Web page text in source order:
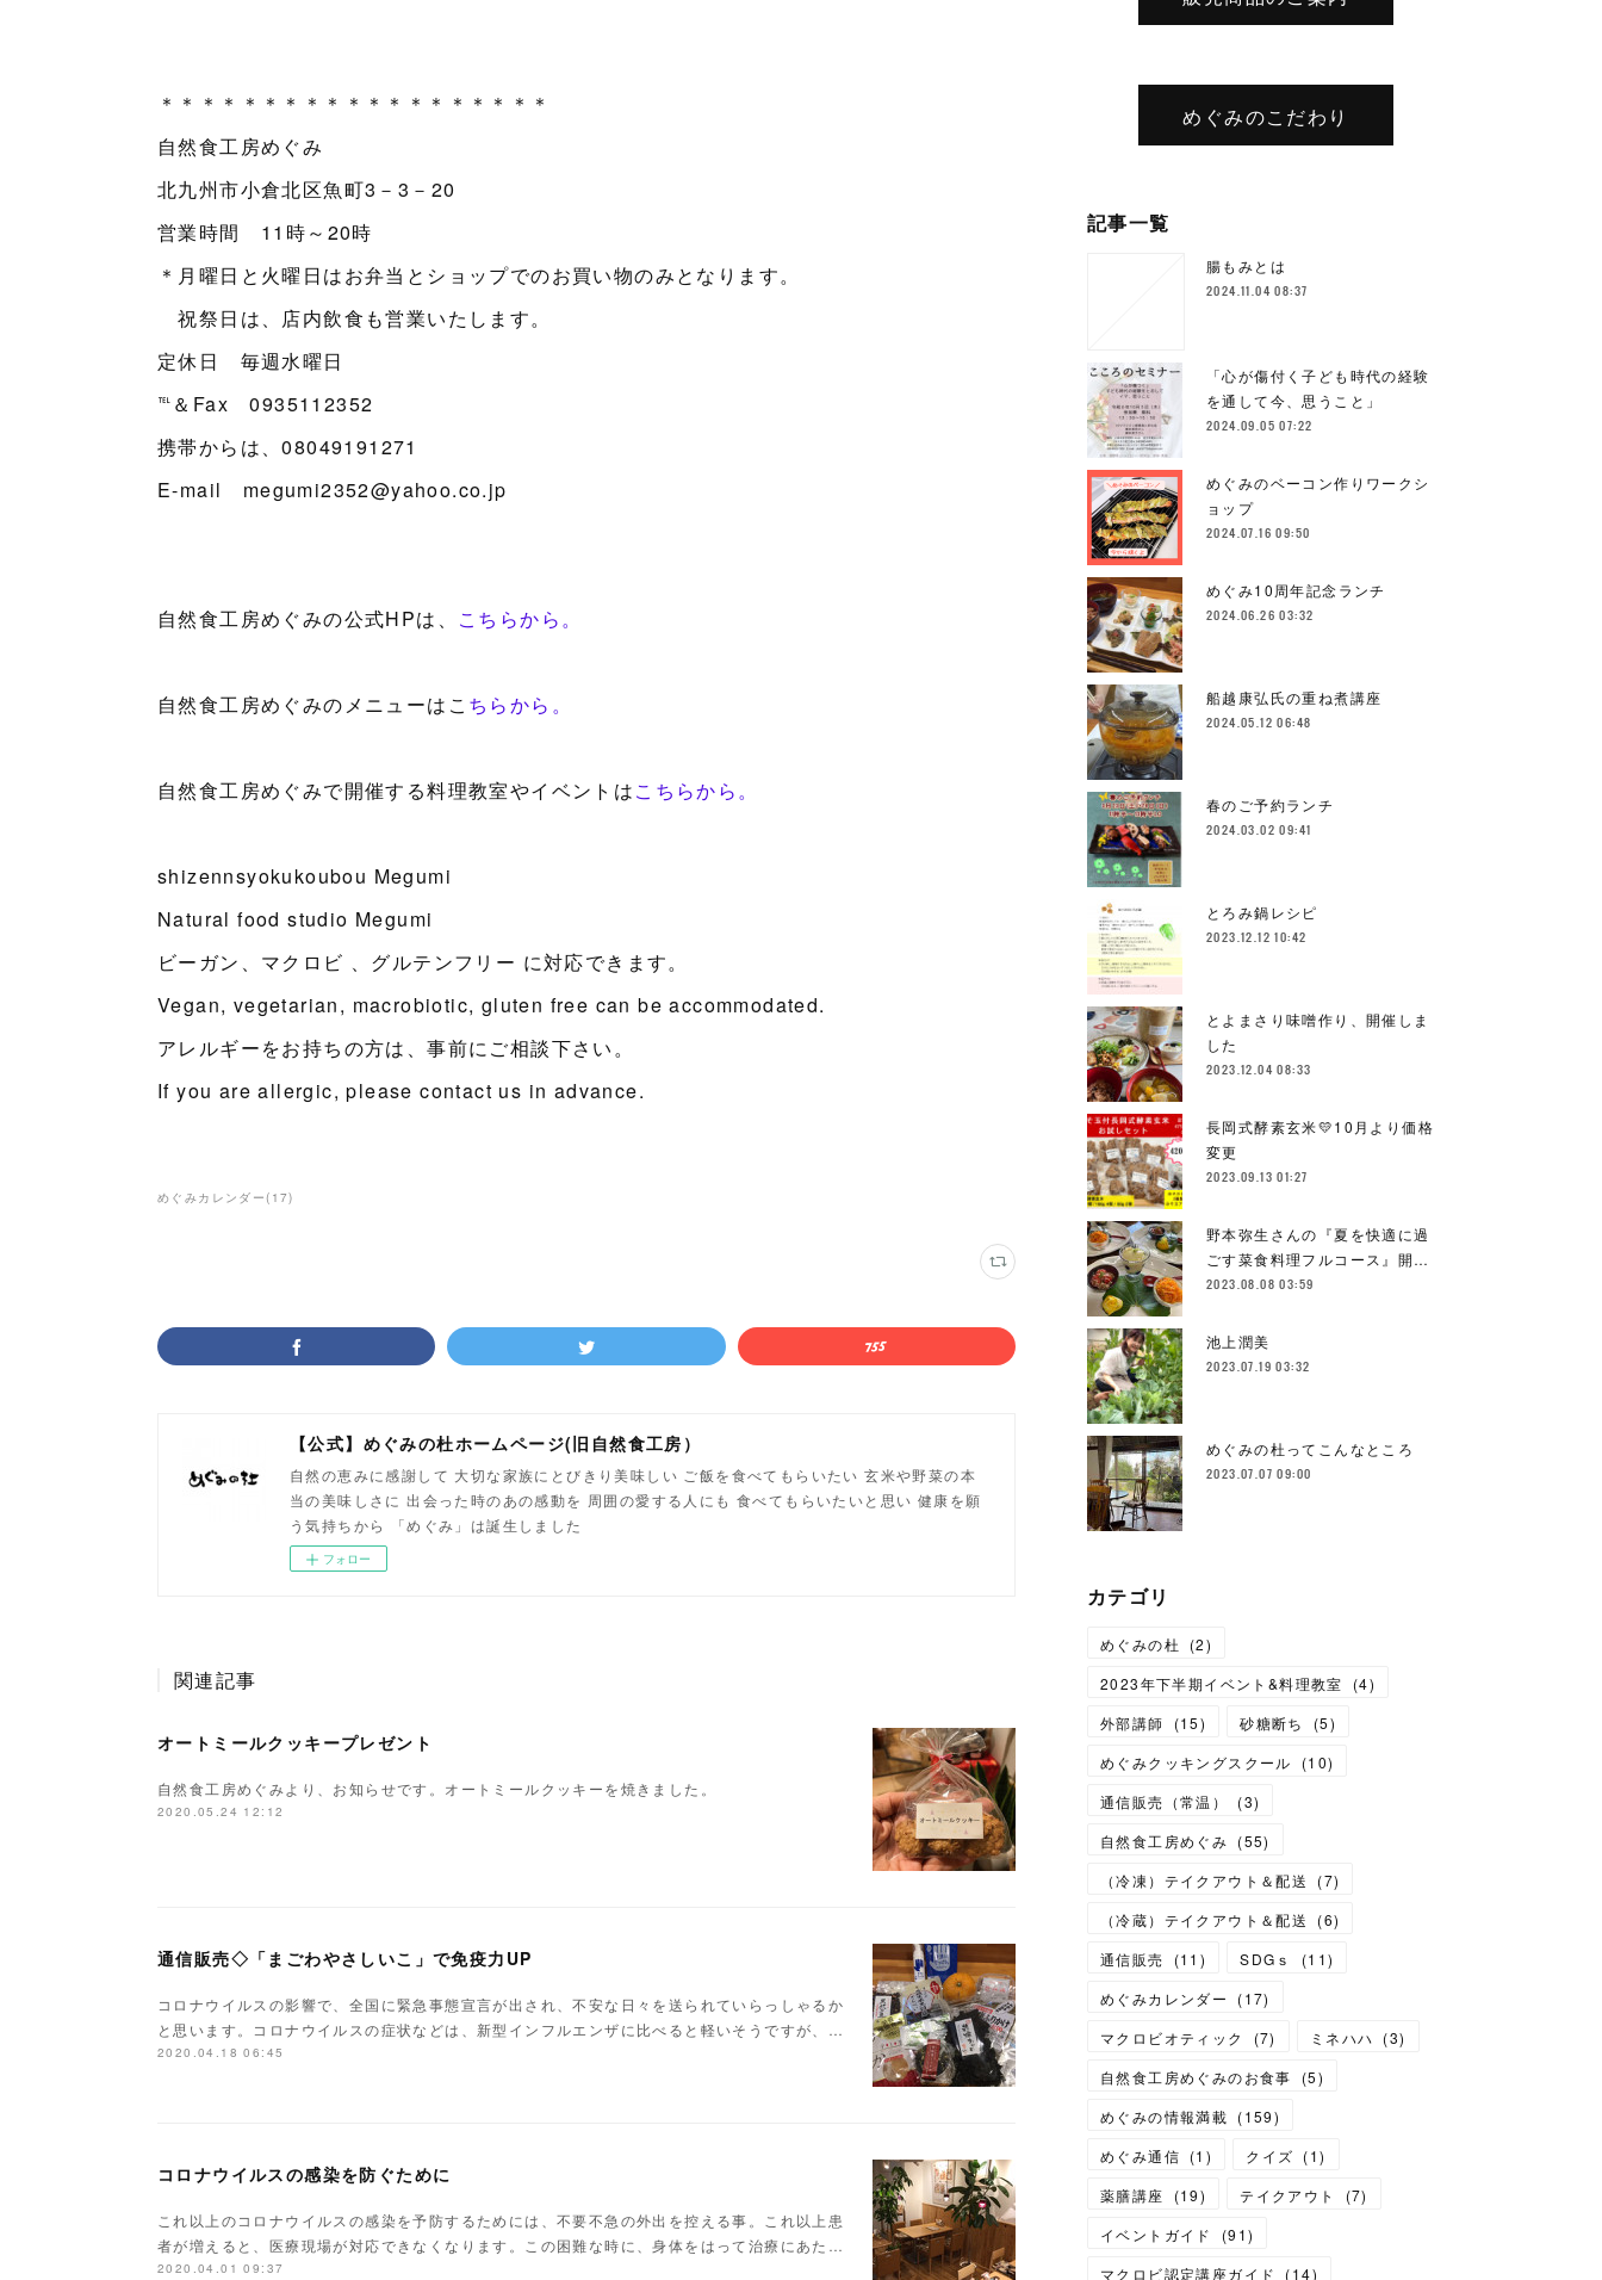
＊＊＊＊＊＊＊＊＊＊＊＊＊＊＊＊＊＊＊
自然食工房めぐみ
北九州市小倉北区魚町3－3－20
営業時間 11時～20時
＊月曜日と火曜日はお弁当とショップでのお買い物のみとなります。
祝祭日は、店内飲食も営業いたします。
定休日 毎週水曜日
℡＆Fax 0935112352
携帯からは、08049191271
E-mail megumi2352@yahoo.co.jp
自然食工房めぐみの公式HPは、 こちらから。
自然食工房めぐみのメニューはこ ちらから。
自然食工房めぐみで開催する料理教室やイベントはこちらから。
shizennsyokukoubou Megumi
Natural food studio Megumi
ビーガン、マクロビ 、グルテンフリー に対応できます。
Vegan, vegetarian, macrobiotic, gluten free can be accommodated.
アレルギーをお持ちの方は、事前にご相談下さい。
If you are allergic, please contact us in advance.
めぐみカレンダー( 17)
【公式】めぐみの杜ホームページ(旧自然食工房）
自然の恵みに感謝して 大切な家族にとびきり美味しい ご飯を食べてもらいたい 玄米や野菜の本
当の美味しさに 出会った時のあの感動を 周囲の愛する人にも 食べてもらいたいと思い 健康を願
う気持ちから 「めぐみ」は誕生しました
フォロー
関連記事
オートミールクッキープレゼント
自然食工房めぐみより、お知らせです。オートミールクッキーを焼きました。
2020.05.24 12:12
通信販売◇「まごわやさしいこ」で免疫力UP
コロナウイルスの影響で、全国に緊急事態宣言が出され、不安な日々を送られていらっしゃるか
と思います。コロナウイルスの症状などは、新型インフルエンザに比べると軽いそうですが、…
2020.04.18 06:45
コロナウイルスの感染を防ぐために
これ以上のコロナウイルスの感染を予防するためには、不要不急の外出を控える事。これ以上患
者が増えると、医療現場が対応できなくなります。この困難な時に、身体をはって治療にあた…
2020.04.01 09:37
めぐみのこだわり
記事一覧
腸もみとは
2024.11.04 08:37
「心が傷付く子ども時代の経験
を通して今、思うこと」
2024.09.05 07:22
めぐみのベーコン作りワークシ
ョップ
2024.07.16 09:50
めぐみ10周年記念ランチ
2024.06.26 03:32
船越康弘氏の重ね煮講座
2024.05.12 06:48
春のご予約ランチ
2024.03.02 09:41
とろみ鍋レシピ
2023.12.12 10:42
とよまさり味噌作り、開催しま
した
2023.12.04 08:33
長岡式酵素玄米💛10月より価格
変更
2023.09.13 01:27
野本弥生さんの『夏を快適に過
ごす菜食料理フルコース』開…
2023.08.08 03:59
池上潤美
2023.07.19 03:32
めぐみの杜ってこんなところ
2023.07.07 09:00
カテゴリ
めぐみの杜 (2)
2023年下半期イベント&料理教室
(4)
外部講師
(15) 砂糖断ち (5)
めぐみクッキングスクール
(10)
通信販売（常温）
(3)
自然食工房めぐみ (55)
（冷凍）テイクアウト＆配送
(7)
（冷蔵）テイクアウト＆配送
(6)
通信販売
(11 ) SDGｓ (11)
めぐみカレンダー
(17)
マクロビオティック
(7) ミネハハ (3)
自然食工房めぐみのお食事
(5)
めぐみの情報満載 (159)
めぐみ通信 (1 ) クイズ (1)
薬膳講座
(19) テイクアウト (7)
イベントガイド
(91)
マクロビ認定講座ガイド
(14)